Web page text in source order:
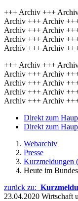
+++ Archiv +++
Archiv +++ Archiv
Archiv +++ Archiv
Archiv +++ Archiv
Archiv +++ Archiv
+++ Archiv +++
Archiv +++ Archiv
Archiv +++ Archiv
Archiv +++ Archiv
Archiv +++ Archiv
Direkt zum
Direkt zum
Webarchiv
Presse
Kurzmeldungen
Heute im
zurück zu:
23.04.2020 Wirtschaft